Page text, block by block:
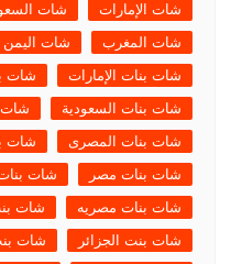
شات الإمارات شات
شات المغرب
شات اليمن
شات بنات الإمارات
شات
شات بنات السعودية
شات
شات بنات المصرى
شات
شات بنات مصر
شات
شات بنات مصريه
شات
شات بنت الجزائر
شات